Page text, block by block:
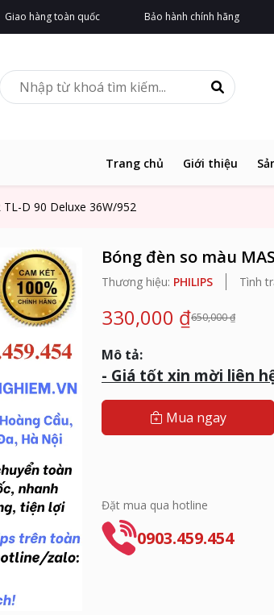
Giao hàng toàn quốc Bảo hành chính hãng
Trang chủ Giới thiệu
D 90 Deluxe 36W/952
Bóng đèn so màu
Thương hiệu: PHILIPS Tình
330,000 ₫650,000 ₫
Mô tả:
- Giá tốt xin mời liên
Mua ngay
Đặt mua qua hotline
0903.459.454